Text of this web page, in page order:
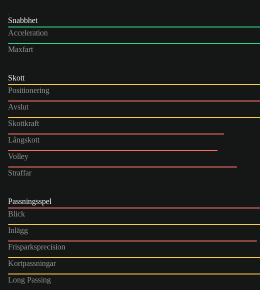
Snabbhet
Acceleration
Maxfart
Skott
Positionering
Avslut
Skottkraft
Långskott
Volley
Straffar
Passningsspel
Blick
Inlägg
Frisparksprecision
Kortpassningar
Long Passing